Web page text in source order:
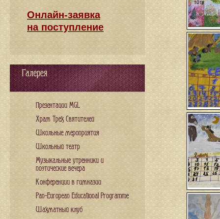
Онлайн-заявка
на поступление
Галерея
Презентации MGL
Храм Трех Святителей
Школьные мероприятия
Школьный театр
Музыкальные утренники и
поэтические вечера
Конференции в гимназии
Pan-European Educational Programme
Шахматный клуб